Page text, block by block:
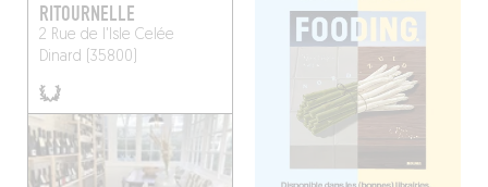
RITOURNELLE
2 Rue de l'Isle Celée
Dinard (35800)